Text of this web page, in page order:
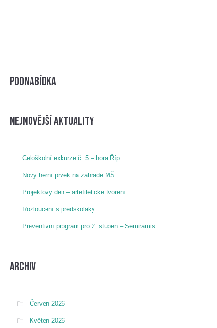
Podnabídka
nejnovější aktuality
Celoškolní exkurze č. 5 – hora Říp
Nový herní prvek na zahradě MŠ
Projektový den – artefiletické tvoření
Rozloučení s předškoláky
Preventivní program pro 2. stupeň – Semiramis
Archiv
Červen 2026
Květen 2026